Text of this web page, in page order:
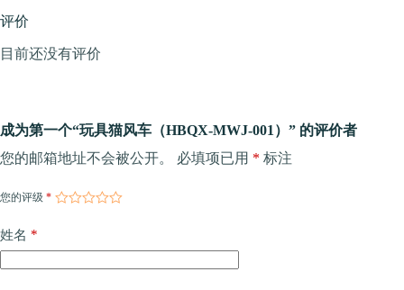
评价
目前还没有评价
成为第一个“玩具猫风车（HBQX-MWJ-001）” 的评价者
您的邮箱地址不会被公开。
必填项已用 * 标注
您的评级 *
姓名 *